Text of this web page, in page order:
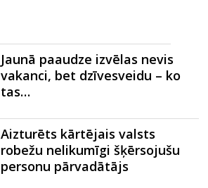
Jaunā paaudze izvēlas nevis
vakanci, bet dzīvesveidu – ko
tas…
Aizturēts kārtējais valsts
robežu nelikumīgi šķērsojušu
personu pārvadātājs